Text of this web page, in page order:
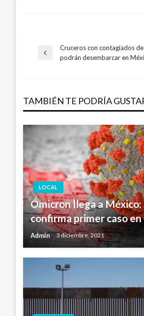
Navegación
entradas
Entrada
Cruceros con contagiados
podrán desembarcar en
TAMBIÉN TE PODRÍA
LOCAL
Ómicron llega a México:
confirma primer caso
Admin 3 diciembre, 2021